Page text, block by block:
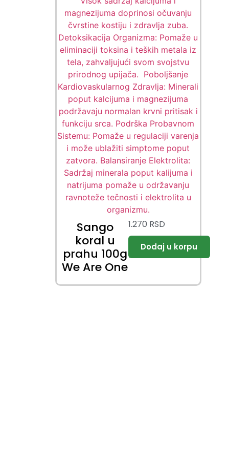
Sango
koral u
prahu 100g
We Are One
1.270 RSD